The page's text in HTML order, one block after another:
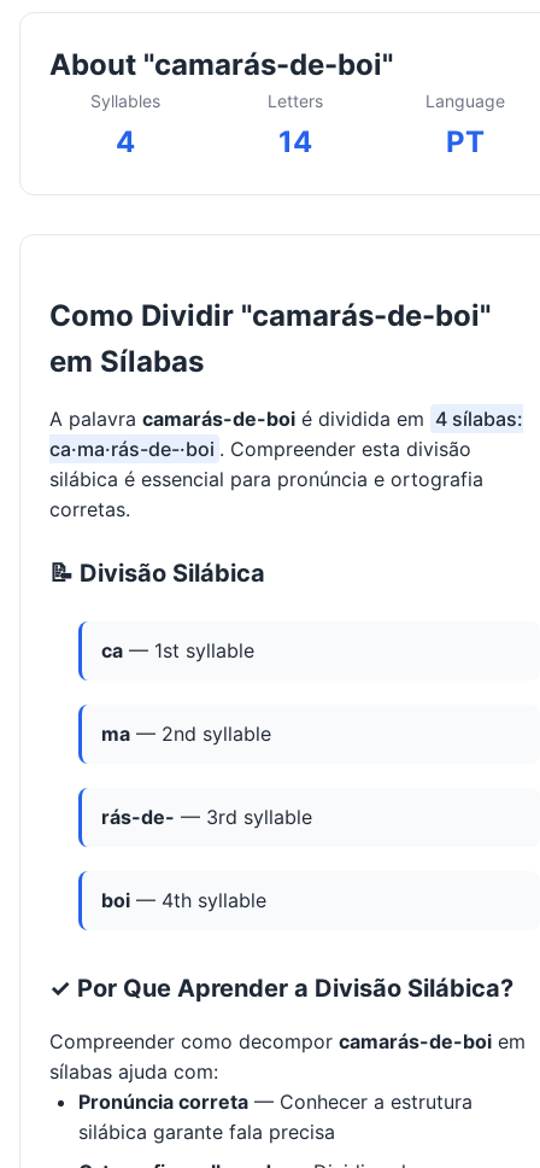
About "camarás-de-boi"
Syllables
4
Letters
14
Language
PT
Como Dividir "camarás-de-boi"
em Sílabas
A palavra camarás-de-boi é dividida em 4 sílabas:
ca·ma·rás-de-·boi . Compreender esta divisão
silábica é essencial para pronúncia e ortografia
corretas.
📝 Divisão Silábica
ca — 1st syllable
ma — 2nd syllable
rás-de- — 3rd syllable
boi — 4th syllable
✓ Por Que Aprender a Divisão Silábica?
Compreender como decompor camarás-de-boi em
sílabas ajuda com:
Pronúncia correta — Conhecer a estrutura
silábica garante fala precisa